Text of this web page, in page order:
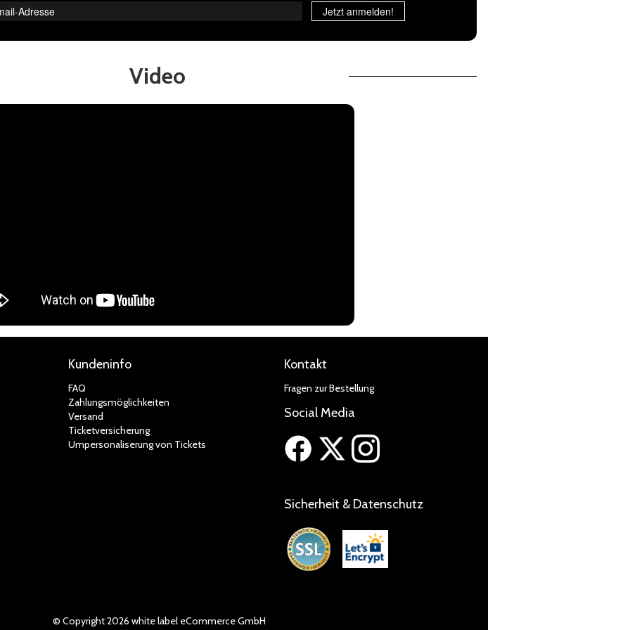
Jetzt anmelden!
Video
Kundeninfo
FAQ
Zahlungsmöglichkeiten
Versand
Ticketversicherung
Umpersonaliserung von Tickets
Kontakt
Fragen zur Bestellung
Social Media
Sicherheit & Datenschutz
© Copyright 2026 white label eCommerce GmbH